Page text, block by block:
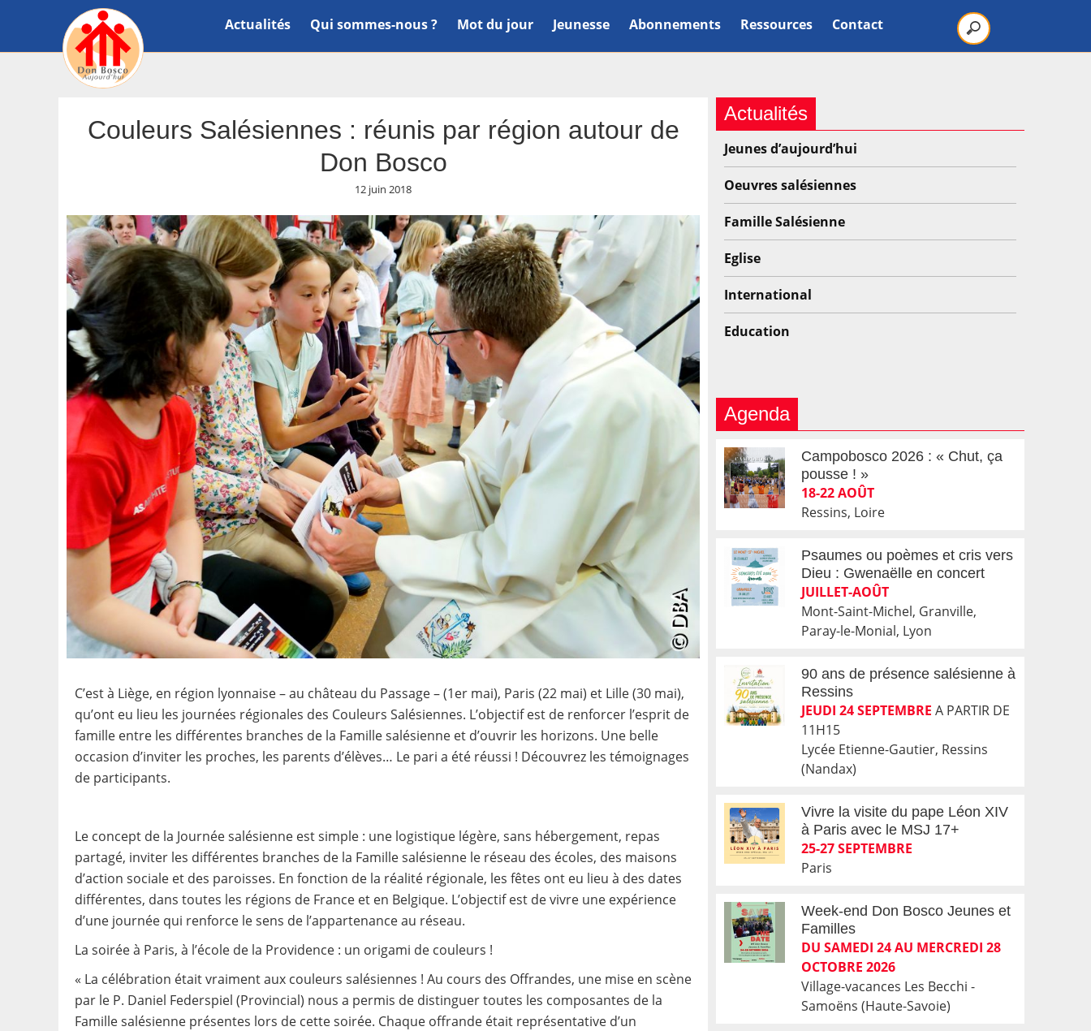
Actualités Qui sommes-nous ? Mot du jour Jeunesse Abonnements Ressources Contact
Couleurs Salésiennes : réunis par région autour de
Don Bosco
12 juin 2018
C’est à Liège, en région lyonnaise – au château du Passage – (1er mai), Paris (22 mai) et Lille (30 mai),
qu’ont eu lieu les journées régionales des Couleurs Salésiennes. L’objectif est de renforcer l’esprit de
famille entre les différentes branches de la Famille salésienne et d’ouvrir les horizons. Une belle
occasion d’inviter les proches, les parents d’élèves… Le pari a été réussi ! Découvrez les témoignages
de participants.
Le concept de la Journée salésienne est simple : une logistique légère, sans hébergement, repas
partagé, inviter les différentes branches de la Famille salésienne le réseau des écoles, des maisons
d’action sociale et des paroisses. En fonction de la réalité régionale, les fêtes ont eu lieu à des dates
différentes, dans toutes les régions de France et en Belgique. L’objectif est de vivre une expérience
d’une journée qui renforce le sens de l’appartenance au réseau.
La soirée à Paris, à l’école de la Providence : un origami de couleurs !
« La célébration était vraiment aux couleurs salésiennes ! Au cours des Offrandes, une mise en scène
par le P. Daniel Federspiel (Provincial) nous a permis de distinguer toutes les composantes de la
Famille salésienne présentes lors de cette soirée. Chaque offrande était représentative d’un
Actualités
Jeunes d’aujourd’hui
Oeuvres salésiennes
Famille Salésienne
Eglise
International
Education
Agenda
Campobosco 2026 : « Chut, ça
pousse ! »
18-22 AOÛT
Ressins, Loire
Psaumes ou poèmes et cris vers
Dieu : Gwenaëlle en concert
JUILLET-AOÛT
Mont-Saint-Michel, Granville,
Paray-le-Monial, Lyon
90 ans de présence salésienne à
Ressins
JEUDI 24 SEPTEMBRE A PARTIR DE
11H15
Lycée Etienne-Gautier, Ressins
(Nandax)
Vivre la visite du pape Léon XIV
à Paris avec le MSJ 17+
25-27 SEPTEMBRE
Paris
Week-end Don Bosco Jeunes et
Familles
DU SAMEDI 24 AU MERCREDI 28
OCTOBRE 2026
Village-vacances Les Becchi -
Samoëns (Haute-Savoie)